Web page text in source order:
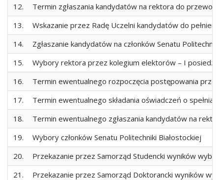
12.
Termin zgłaszania kandydatów na rektora do
13.
Wskazanie przez Radę Uczelni kandydatów do
14.
Zgłaszanie kandydatów na członków Senatu
15.
Wybory rektora przez kolegium elektorów – I
16.
Termin ewentualnego rozpoczęcia postępowania
17.
Termin ewentualnego składania oświadczeń o
18.
Termin ewentualnego zgłaszania kandydatów na
19.
Wybory członków Senatu Politechniki Białostockiej
20.
Przekazanie przez Samorząd Studencki wyników
21.
Przekazanie przez Samorząd Doktorancki wyników